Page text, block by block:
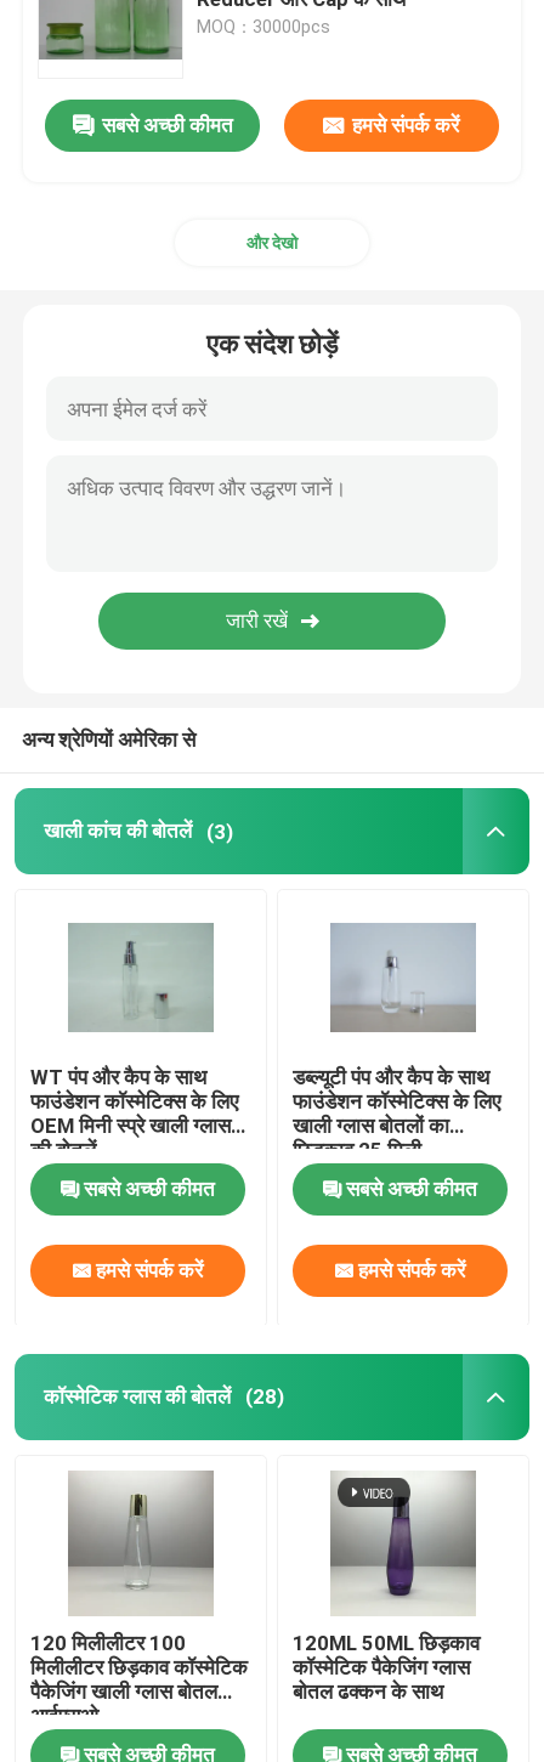
ग्लास क्रीम जार
आवश्यक तेल कांच की बोतलें
इत्र पैकेजिंग बॉक्स
पीपी पैकेजिंग बॉक्स
MOQ：30000pcs
सबसे अच्छी कीमत हमसे संपर्क करें
और देखो
एक संदेश छोड़ें
अन्य श्रेणियों अमेरिका से
खाली कांच की बोतलें (3)
WT पंप और कैप के साथ
फाउंडेशन कॉस्मेटिक्स के लिए
OEM मिनी स्प्रे खाली ग्लास
की बोतलें
सबसे अच्छी कीमत
हमसे संपर्क करें
डब्ल्यूटी पंप और कैप के साथ
फाउंडेशन कॉस्मेटिक्स के लिए
खाली ग्लास बोतलों का
छिड़काव 25 मिली
सबसे अच्छी कीमत
हमसे संपर्क करें
कॉस्मेटिक ग्लास की बोतलें (28)
120 मिलीलीटर 100
मिलीलीटर छिड़काव कॉस्मेटिक
पैकेजिंग खाली ग्लास बोतल
आईएसओ
सबसे अच्छी कीमत
120ML 50ML छिड़काव
कॉस्मेटिक पैकेजिंग ग्लास
बोतल ढक्कन के साथ
सबसे अच्छी कीमत